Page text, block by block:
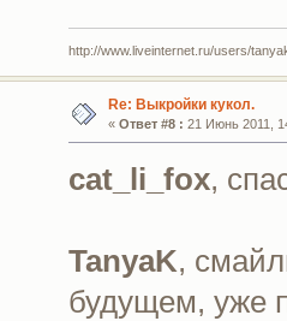
http://www.liveinternet.ru/users/
Re: Выкройки кукол.
« Ответ #8 : 21 Июнь 2011,
cat_li_fox,
TanyaK,
будущем, уже